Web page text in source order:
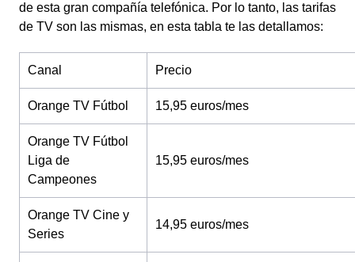
de esta gran compañía telefónica. Por lo tanto, las tarifas
de TV son las mismas, en esta tabla te las detallamos:
Canal Precio
Orange TV Fútbol 15,95 euros/mes
Orange TV Fútbol
Liga de
Campeones
15,95 euros/mes
Orange TV Cine y
Series
14,95 euros/mes